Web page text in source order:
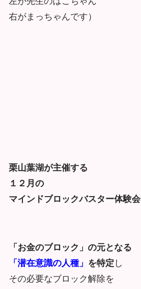
右がまっちゃんです）
栗山葉湖が主催する
１２月の
マインドブロックバスター体験会
「お金のブロック」の元となる
「潜在意識の人種」 を特定 し
その必要なブロック解除を